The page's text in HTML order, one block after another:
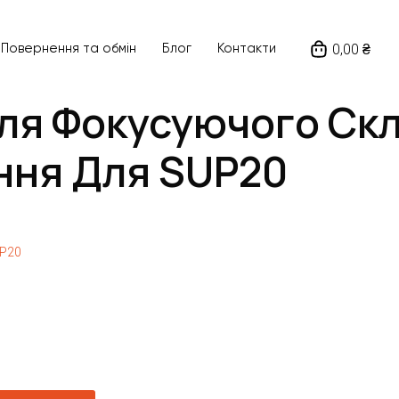
Повернення та обмін Блог Контакти 0,00 ₴
Фокусуючого
Для SUP20